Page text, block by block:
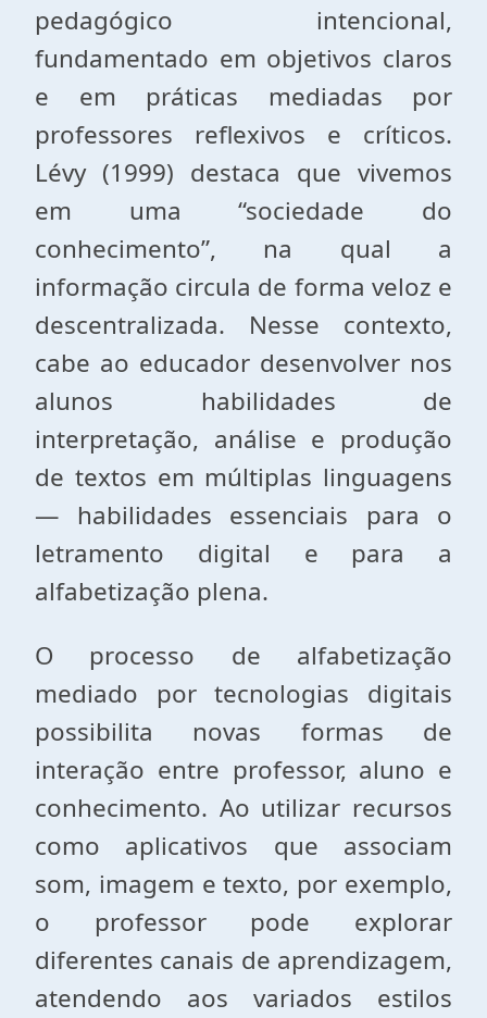
pedagógico intencional,
fundamentado em objetivos claros
e em práticas mediadas por
professores reflexivos e críticos.
Lévy (1999) destaca que vivemos
em uma “sociedade do
conhecimento”, na qual a
informação circula de forma veloz e
descentralizada. Nesse contexto,
cabe ao educador desenvolver nos
alunos habilidades de
interpretação, análise e produção
de textos em múltiplas linguagens
— habilidades essenciais para o
letramento digital e para a
alfabetização plena.
O processo de alfabetização
mediado por tecnologias digitais
possibilita novas formas de
interação entre professor, aluno e
conhecimento. Ao utilizar recursos
como aplicativos que associam
som, imagem e texto, por exemplo,
o professor pode explorar
diferentes canais de aprendizagem,
atendendo aos variados estilos